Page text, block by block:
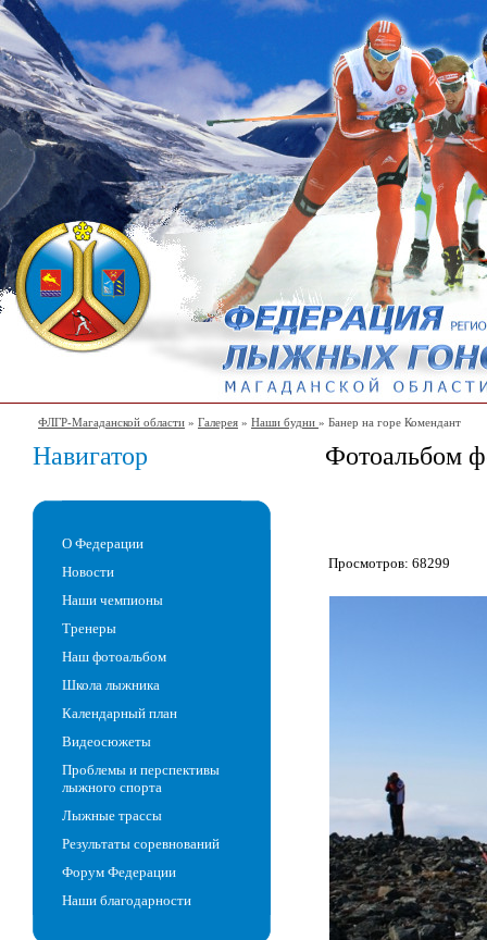
ФЛГР-Магаданской области » Галерея » Наши будни » Банер на горе Комендант
Навигатор Фотоальбом
О Федерации
Новости
Наши чемпионы
Тренеры
Наш фотоальбом
Школа лыжника
Календарный план
Видеосюжеты
Проблемы и перспективы
лыжного спорта
Лыжные трассы
Результаты соревнований
Форум Федерации
Наши благодарности
Просмотров: 68299